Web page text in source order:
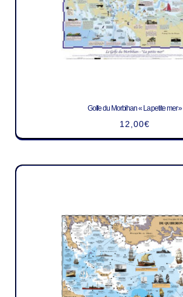
Golfe du Morbihan « La petite mer »
12,00€